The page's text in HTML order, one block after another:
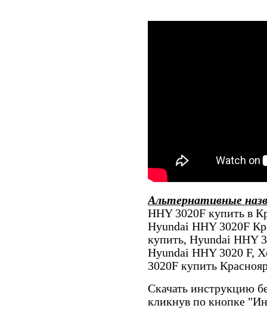
Альтернативные
HHY 3020F купить в
Hyundai HHY 3020F
купить, Hyundai HHY
Hyundai HHY 3020 F,
3020F купить
Скачать инструкцию
кликнув по кнопке